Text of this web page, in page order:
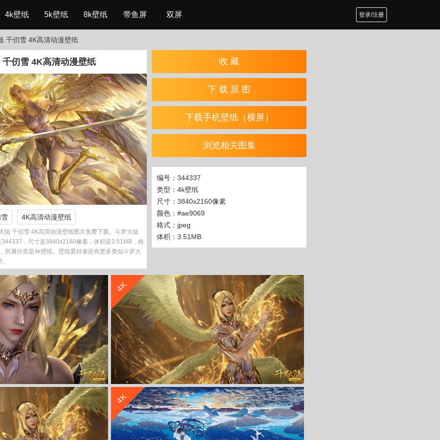
4k壁纸 5k壁纸 8k壁纸 带鱼屏 双屏 登录/注册
千仞雪 4K高清动漫壁纸
千仞雪 4K高清动漫壁纸
4K高清动漫壁纸
陆 千仞雪 4K高清动漫壁纸图片免费下载。斗罗大陆
，尺寸是3840x2160像素，体积是3.51MB，格
所属分类是4k壁纸。壁纸爱好者还有更多类似斗罗大
收 藏
下 载 原 图
下载手机壁纸（横屏）
浏览相关图集
编号：344337
类型：4k壁纸
尺寸：3840x2160像素
颜色：#ae9069
格式：jpeg
体积：3.51MB
仞雪4k高清壁纸
4K
斗罗大陆 千仞雪4k壁纸3840x2160
立 即 下 载
收 藏
4K
立 即 下 载
收 藏